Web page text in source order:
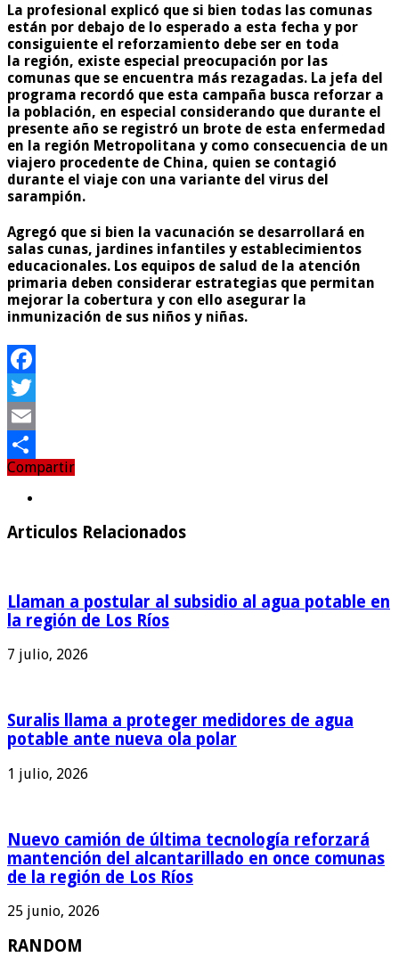
La profesional explicó que si bien todas las comunas
están por debajo de lo esperado a esta fecha y por
consiguiente el reforzamiento debe ser en toda
la región, existe especial preocupación por las
comunas que se encuentra más rezagadas. La jefa del
programa recordó que esta campaña busca reforzar a
la población, en especial considerando que durante el
presente año se registró un brote de esta enfermedad
en la región Metropolitana y como consecuencia de un
viajero procedente de China, quien se contagió
durante el viaje con una variante del virus del
sarampión.
Agregó que si bien la vacunación se desarrollará en
salas cunas, jardines infantiles y establecimientos
educacionales. Los equipos de salud de la atención
primaria deben considerar estrategias que permitan
mejorar la cobertura y con ello asegurar la
inmunización de sus niños y niñas.
Facebook
Twitter
Email
Compartir
Compartir
Articulos Relacionados
Llaman a postular al subsidio al agua potable en
la región de Los Ríos
7 julio, 2026
Suralis llama a proteger medidores de agua
potable ante nueva ola polar
1 julio, 2026
Nuevo camión de última tecnología reforzará
mantención del alcantarillado en once comunas
de la región de Los Ríos
25 junio, 2026
RANDOM